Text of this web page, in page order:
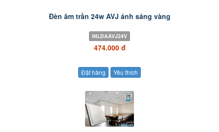
Đèn âm trần 24w AVJ ánh sáng vàng
INLDAAVJ24V
474.000 đ
Đặt hàng Yêu thích